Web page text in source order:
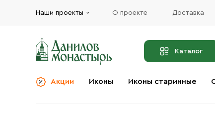
Наши проекты О проекте Доставка
Каталог
Акции Иконы Иконы старинные
Бренды